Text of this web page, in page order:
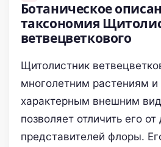
Ботаническое
таксономия
ветвецветкового
Щитолистник
многолетним растениям и
характерным внешним
позволяет отличить его от
представителей флоры.